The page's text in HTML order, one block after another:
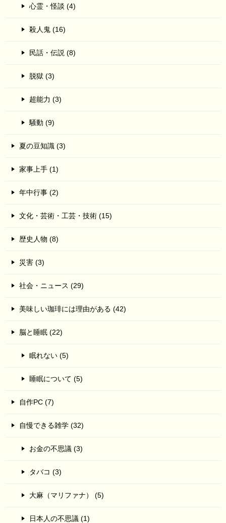
心霊・怪談 (4)
殺人鬼 (16)
民話・伝説 (8)
脱獄 (3)
超能力 (3)
騒動 (9)
夏の豆知識 (3)
家事上手 (1)
年中行事 (2)
文化・芸術・工芸・技術 (15)
歴史人物 (8)
災害 (3)
社会・ニュース (29)
美味しい珈琲には理由がある (42)
脳と睡眠 (22)
眠れない (5)
睡眠について (5)
自作PC (7)
自慢できる雑学 (32)
お金の不思議 (3)
タバコ (3)
大麻（マリファナ） (5)
日本人の不思議 (1)